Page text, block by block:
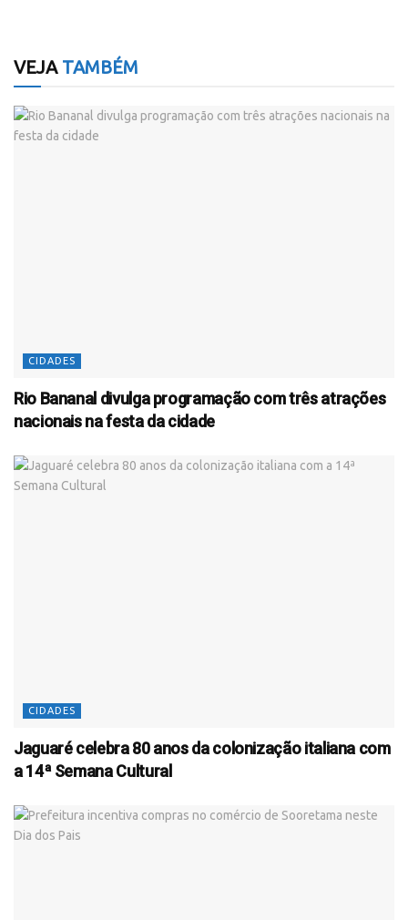
VEJATAMBÉM
CIDADES
Rio Bananal divulga programação com três atrações
nacionais na festa da cidade
CIDADES
Jaguaré celebra 80 anos da colonização italiana com
a 14ª Semana Cultural